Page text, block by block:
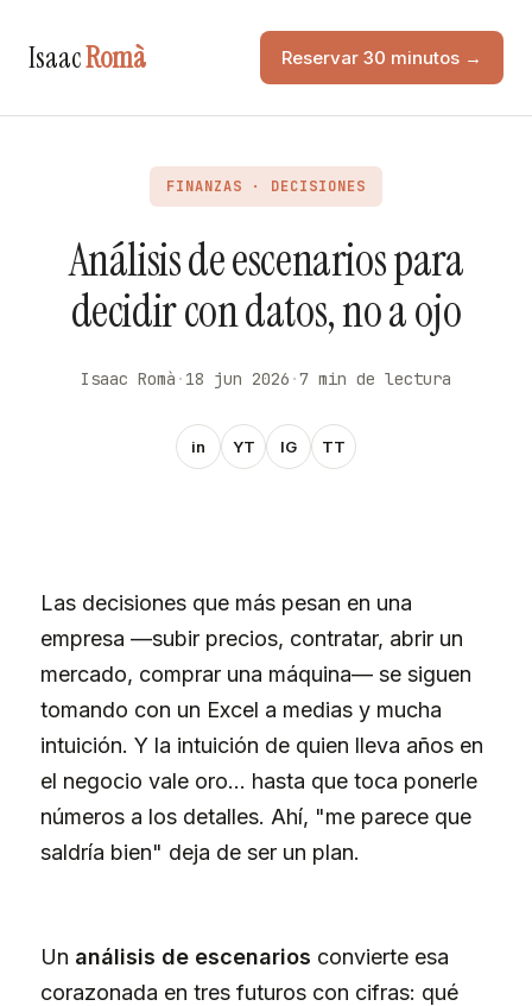
IsaacRomà Reservar 30 minutos →
FINANZAS · DECISIONES
Análisis de escenarios para
decidir con datos, no a ojo
Isaac Romà · 18 jun 2026 ·7 min de lectura
in YT IG TT
Las decisiones que más pesan en una
empresa —subir precios, contratar, abrir un
mercado, comprar una máquina— se siguen
tomando con un Excel a medias y mucha
intuición. Y la intuición de quien lleva años en
el negocio vale oro… hasta que toca ponerle
números a los detalles. Ahí, "me parece que
saldría bien" deja de ser un plan.
Un análisis de escenarios convierte esa
corazonada en tres futuros con cifras: qué